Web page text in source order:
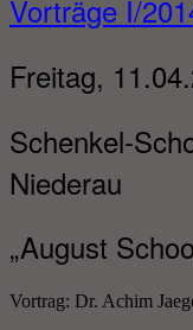
Vorträge I/
Freitag,
Schenkel-
Niederau
„August
Vortrag: Dr. Achim